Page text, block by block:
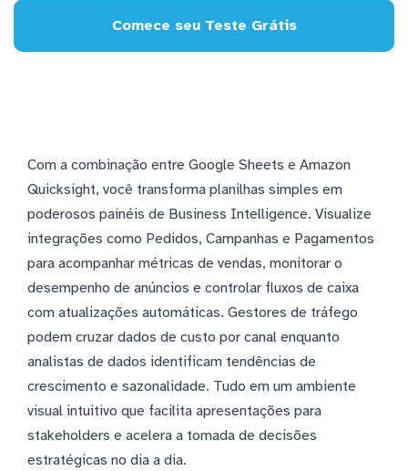
Comece seu Teste Grátis
Com a combinação entre Google Sheets e Amazon
Quicksight, você transforma planilhas simples em
poderosos painéis de Business Intelligence. Visualize
integrações como Pedidos, Campanhas e Pagamentos
para acompanhar métricas de vendas, monitorar o
desempenho de anúncios e controlar fluxos de caixa
com atualizações automáticas. Gestores de tráfego
podem cruzar dados de custo por canal enquanto
analistas de dados identificam tendências de
crescimento e sazonalidade. Tudo em um ambiente
visual intuitivo que facilita apresentações para
stakeholders e acelera a tomada de decisões
estratégicas no dia a dia.